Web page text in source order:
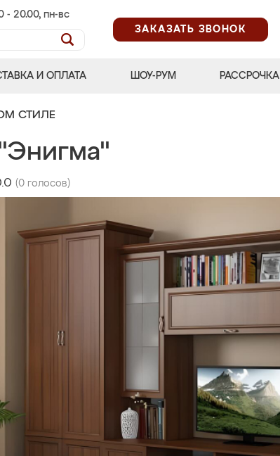
- 20.00, пн-вс
ЗАКАЗАТЬ ЗВОНОК
И ОПЛАТА ШОУ-РУМ РАССРОЧКА
СТИЛЕ
(0 голосов)